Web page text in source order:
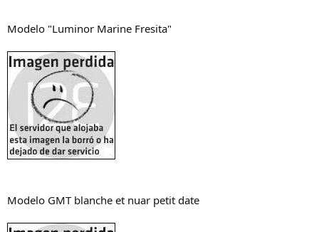
Modelo "Luminor Marine Fresita"
Modelo GMT blanche et nuar petit date